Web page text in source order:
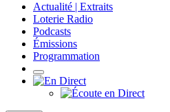
Actualité | Extraits
Loterie Radio
Podcasts
Émissions
Programmation